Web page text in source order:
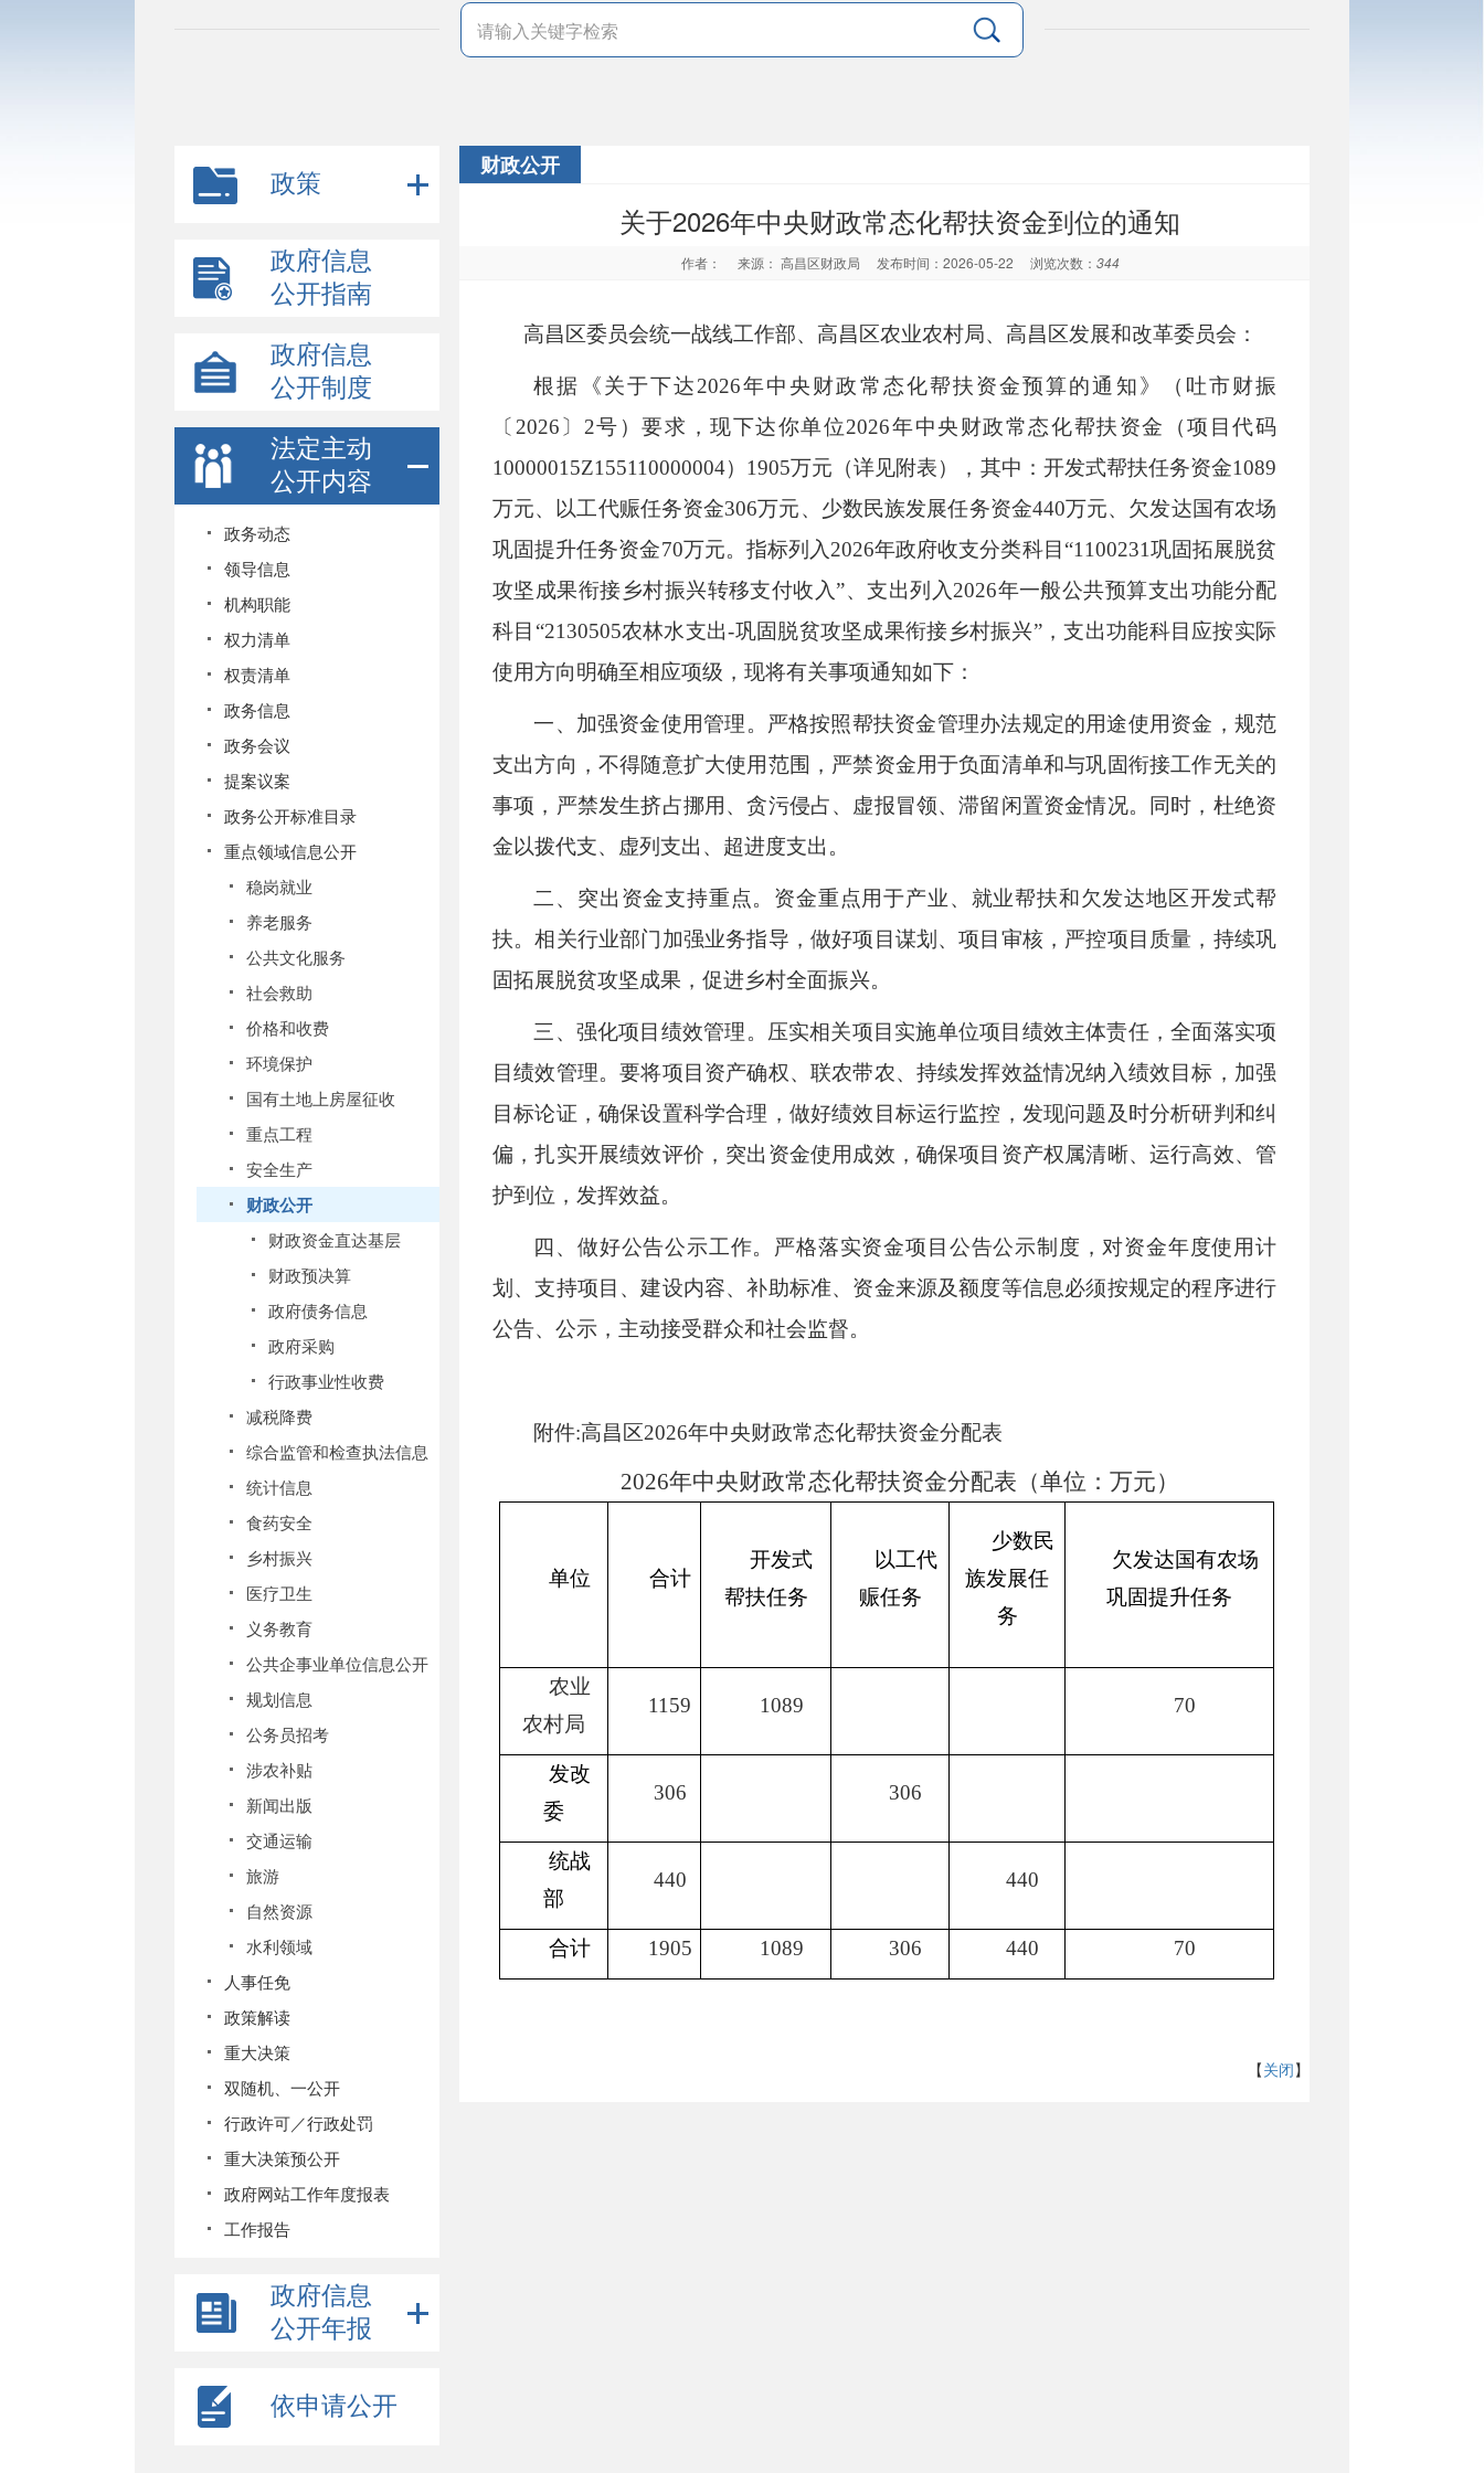
政策
政府信息
公开指南
政府信息
公开制度
法定主动
公开内容
政务动态
领导信息
机构职能
权力清单
权责清单
政务信息
政务会议
提案议案
政务公开标准目录
重点领域信息公开
稳岗就业
养老服务
公共文化服务
社会救助
价格和收费
环境保护
国有土地上房屋征收
重点工程
安全生产
财政公开
财政资金直达基层
财政预决算
政府债务信息
政府采购
行政事业性收费
减税降费
综合监管和检查执法信息
统计信息
食药安全
乡村振兴
医疗卫生
义务教育
公共企事业单位信息公开
规划信息
公务员招考
涉农补贴
新闻出版
交通运输
旅游
自然资源
水利领域
人事任免
政策解读
重大决策
双随机、一公开
行政许可／行政处罚
重大决策预公开
政府网站工作年度报表
工作报告
政府信息
公开年报
依申请公开
财政公开
关于2026年中央财政常态化帮扶资金到位的通知
作者： 来源： 高昌区财政局 发布时间：2026-05-22 浏览次数： 344
高昌区委员会统一战线工作部、 高昌区农业农村局、高昌区发展和改革委员会 ：
根据《关于下达2026年中央财政常态化帮扶资金预算的通知》（ 吐市财振
〔 2026 〕 2号 ）要求，现下达你单位2026年中央财政常态化帮扶资金
（项目代码
10000015Z155110000004） 1905万元（详见附表） ， 其中：开发式帮扶任务资金1089
万元、以工代赈任务资金306万元、少数民族发展任务资金440万元、欠发达国有农场
巩固提升任务资金70万元。指标列入 2026年政府收支分类科目“1100231巩固拓展脱贫
攻坚成果衔接乡村振兴转移支付收入”、支出列入2026年一般公共预算支出功能分配
科目“2130505农林水支出-巩固脱贫攻坚成果衔接乡村振兴”，支出功能科目应按实际
使用方向明确至相应项级，现将有关事项通知如下 ：
一、 加强资金使用管理。
严格按照帮扶资金管理办法规定的用途使用资金，规范
支出方向，不得随意扩大使用范围，严禁资金用于负面清单和与巩固衔接工作无关的
事项，严禁发生挤占挪用、贪污侵占、虚报冒领、滞留闲置资金情况。同时，杜绝资
金以拨代支、虚列支出、超进度支出。
二、 突出资金支持重点。 资金重点用于产业、就业帮扶和欠发达地区开发式帮
扶。相关行业部门加强业务指导，做好项目谋划、项目审核，严控项目质量，持续巩
固拓展脱贫攻坚成果，促进乡村全面振兴。
三、 强化项目绩效管理。
压实相关项目实施单位项目绩效主体责任，全面落实项
目绩效管理。要将项目资产确权、联农带农、持续发挥效益情况纳入绩效目标，加强
目标论证，确保设置科学合理，做好绩效目标运行监控，发现问题及时分析研判和纠
偏，扎实开展绩效评价，突出资金使用成效，确保项目资产权属清晰、运行高效、管
护到位，发挥效益。
四、 做好公告公示工作。 严格落实资金项目公告公示制度，对资金年度使用计
划、支持项目、建设内容、补助标准、资金来源及额度等信息必须按规定的程序进行
公告、公示，主动接受群众和社会监督。
附件:高昌区2026年中央财政常态化帮扶资金分配表
2026年中央财政常态化帮扶资金分配表（单位：万元）
单位 合计
开发式
帮扶任务
以工代
赈任务
少数民
族发展任
务
欠发达国有农场
巩固提升任务
农业
农村局
1159 1089 70
发改
委
306 306
统战
部
440 440
合计 1905 1089 306 440 70
【关闭】